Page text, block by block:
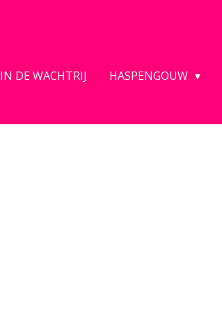
IN DE WACHTRIJ HASPENGOUW